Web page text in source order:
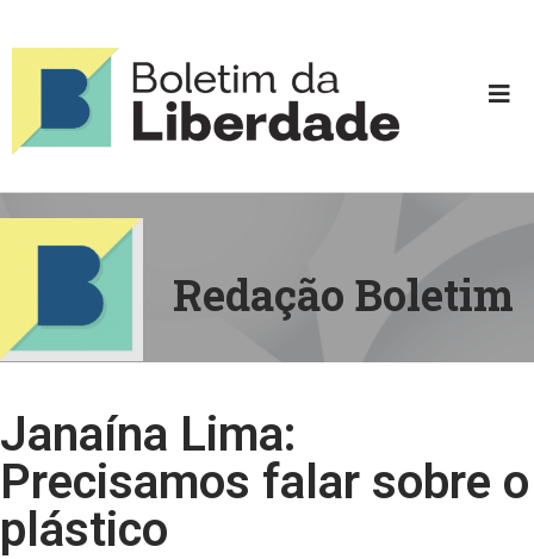
Redação Boletim
Janaína Lima:
Precisamos falar sobre o
plástico